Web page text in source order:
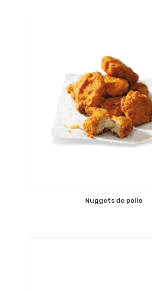
Nuggets de pollo